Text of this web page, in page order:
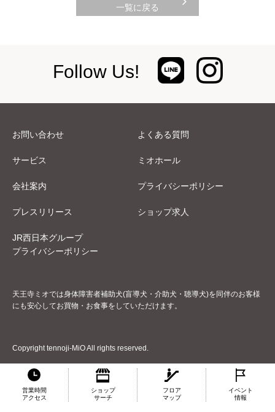
一覧に戻る
Follow Us!
営業時間
アクセス
ショップ
サーチ
フロア
マップ
イベント
情報
お問い合わせ よくある質問
サービス ミオホール
会社案内 プライバシーポリシー
プレスリリース ショップ求人
JR西日本グループ
プライバシーポリシー
天王寺ミオでは身体障害者補助犬(盲導犬・介助犬・聴導犬)を同伴のお客様
にも安心してお買物・お食事をしていただけます。
Copyright tennoji-MiO All rights reserved.